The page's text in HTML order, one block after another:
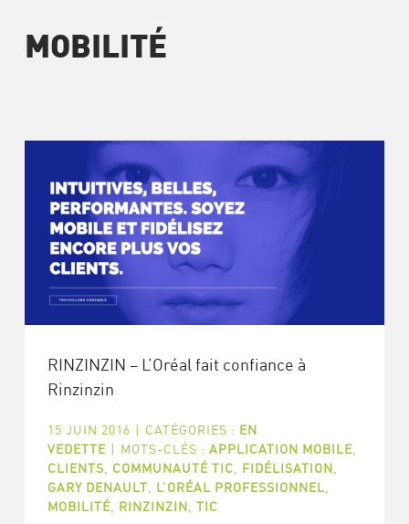
MOBILITÉ
RINZINZIN – L’Oréal fait confiance à
Rinzinzin
15 JUIN 2016 | CATÉGORIES : EN
VEDETTE | MOTS-CLÉS : APPLICATION MOBILE,
CLIENTS
COMMUNAUTÉ TIC FIDÉLISATION
GARY DENAULT
L’ORÉAL PROFESSIONNEL
MOBILITÉ, RINZINZIN TIC